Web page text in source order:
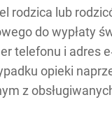
rodzica lub
do wypłaty
telefonu i adres
opieki
z